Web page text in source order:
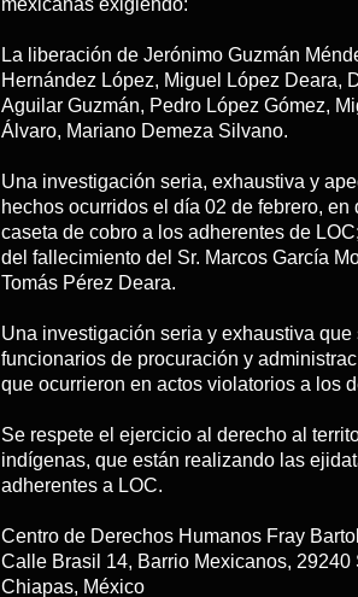
mexicanas exigiendo:
La liberación de Jerónimo Guzmán
Hernández López, Miguel López Deara,
Aguilar Guzmán, Pedro López Gómez,
Álvaro, Mariano Demeza Silvano.
Una investigación seria, exhaustiva y
hechos ocurridos el día 02 de febrero,
caseta de cobro a los adherentes de
del fallecimiento del Sr. Marcos García
Tomás Pérez Deara.
Una investigación seria y exhaustiva
funcionarios de procuración y
que ocurrieron en actos violatorios a los
Se respete el ejercicio al derecho al
indígenas, que están realizando las
adherentes a LOC.
Centro de Derechos Humanos Fray
Calle Brasil 14, Barrio Mexicanos,
Chiapas, México